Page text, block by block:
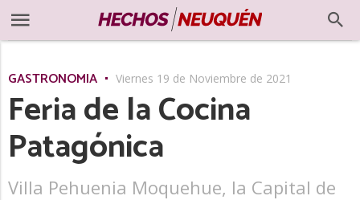
GASTRONOMÍA Viernes 19 de Noviembre de 2021
Feria de la Cocina
Patagónica
Villa Pehuenia Moquehue, la Capital de